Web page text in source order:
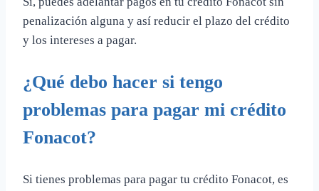
penalización alguna y así reducir el plazo del crédito
y los intereses a pagar.
¿Qué debo hacer si tengo
problemas para pagar mi crédito
Fonacot?
Si tienes problemas para pagar tu crédito Fonacot, es